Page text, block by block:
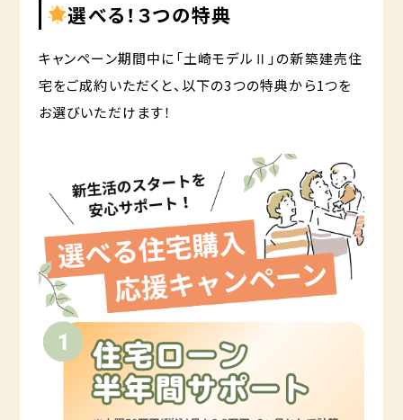
選べる！３つの特典
キャンペーン期間中に「土崎モデルⅡ」の新築建売住
宅をご成約いただくと、以下の3つの特典から1つを
お選びいただけます！